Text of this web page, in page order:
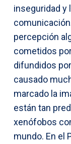
inseguridad y
percepción
cometidos
difundidos
causado
marcado la
están tan
xenófobos
mundo. En el